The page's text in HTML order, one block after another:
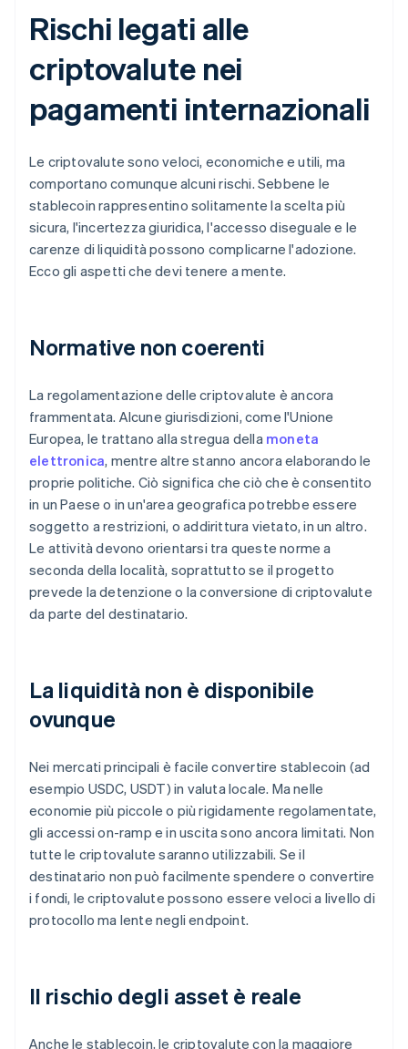
Rischi legati alle
criptovalute nei
pagamenti internazionali
Le criptovalute sono veloci, economiche e utili, ma
comportano comunque alcuni rischi. Sebbene le
stablecoin rappresentino solitamente la scelta più
sicura, l'incertezza giuridica, l'accesso diseguale e le
carenze di liquidità possono complicarne l'adozione.
Ecco gli aspetti che devi tenere a mente.
Normative non coerenti
La regolamentazione delle criptovalute è ancora
frammentata. Alcune giurisdizioni, come l'Unione
Europea, le trattano alla stregua della moneta
elettronica, mentre altre stanno ancora elaborando le
proprie politiche. Ciò significa che ciò che è consentito
in un Paese o in un'area geografica potrebbe essere
soggetto a restrizioni, o addirittura vietato, in un altro.
Le attività devono orientarsi tra queste norme a
seconda della località, soprattutto se il progetto
prevede la detenzione o la conversione di criptovalute
da parte del destinatario.
La liquidità non è disponibile
ovunque
Nei mercati principali è facile convertire stablecoin (ad
esempio USDC, USDT) in valuta locale. Ma nelle
economie più piccole o più rigidamente regolamentate,
gli accessi on-ramp e in uscita sono ancora limitati. Non
tutte le criptovalute saranno utilizzabili. Se il
destinatario non può facilmente spendere o convertire
i fondi, le criptovalute possono essere veloci a livello di
protocollo ma lente negli endpoint.
Il rischio degli asset è reale
Anche le stablecoin, le criptovalute con la maggiore